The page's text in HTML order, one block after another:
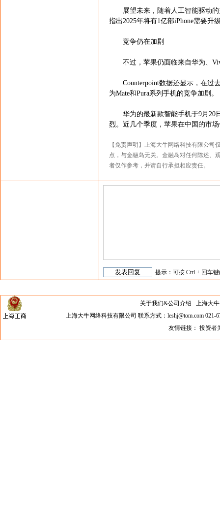
展望未来，随着人工智能驱动的
指出2025年将有1亿部iPhone需要升
竞争仍在加剧
不过，苹果仍面临来自华为、
Counterpoint数据还显示，在过去
为Mate和Pura系列手机的竞争加剧。
华为的最新款智能手机于9月20日
烈。近几个季度，苹果在中国的市
【免责声明】上海大牛网络科技有限公
点，与金融岛无关。金融岛对任何陈述、
者仅作参考，并请自行承担相应责任。
提示：可按 Ctrl + 回车
关于我们&公司介绍 上海大牛
上海大牛网络科技有限公司 联系方式：leshj@tom.com
友情链接：投资者